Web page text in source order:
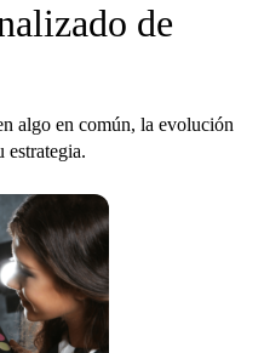
de
algo en común, la evolución
estrategia.